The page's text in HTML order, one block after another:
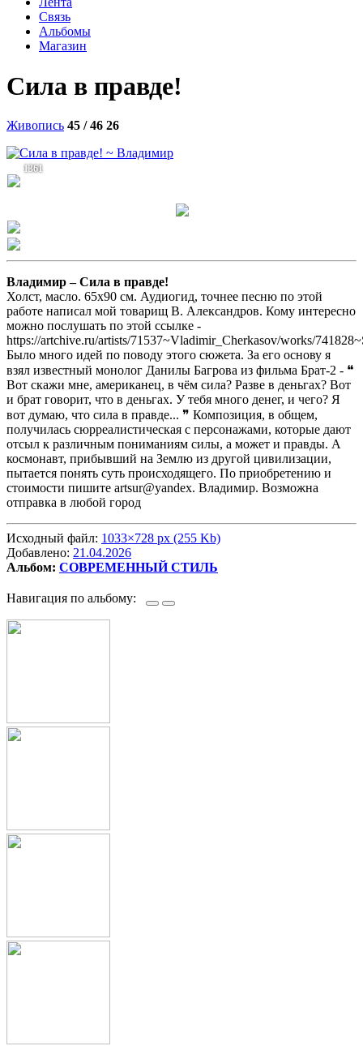
Связь
Альбомы
Магазин
Сила в правде!
Живопись 45 / 46 26
1361
Владимир –Сила в правде!
Холст, масло. 65х90 см. Аудиогид, точнее песню по этой
работе написал мой товарищ В. Александров. Кому интересно
можно послушать по этой ссылке -
https://artchive.ru/artists/71537~Vladimir_Cherkasov/works/
Было много идей по поводу этого сюжета. За его основу я
взял известный монолог Данилы Багрова из фильма Брат-2 - ❝
Вот скажи мне, американец, в чём сила? Разве в деньгах? Вот
и брат говорит, что в деньгах. У тебя много денег, и чего? Я
вот думаю, что сила в правде... ❞ Композиция, в общем,
получилась сюрреалистическая с персонажами, которые дают
отсыл к различным пониманиям силы, а может и правды. А
космонавт, прибывший на Землю из другой цивилизации,
пытается понять суть происходящего. По приобретению и
стоимости пишите artsur@yandex. Владимир. Возможна
отправка в любой город
Исходный файл: 1033×728 px (255 Kb)
Добавлено: 21.04.2026
Альбом: СОВРЕМЕННЫЙ СТИЛЬ
Навигация по альбому: